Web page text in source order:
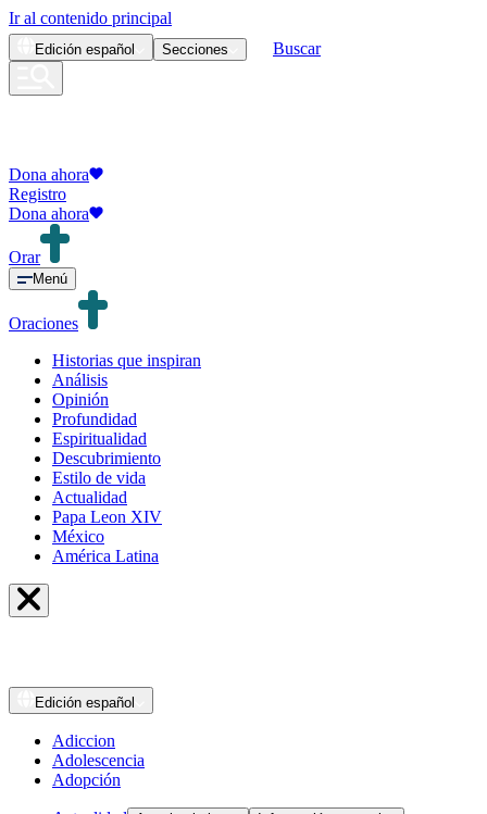
Ir al contenido principal
Edición español Secciones Buscar
Dona ahora
Registro
Dona ahora
Orar
Menú
Oraciones
Historias que inspiran
Análisis
Opinión
Profundidad
Espiritualidad
Descubrimiento
Estilo de vida
Actualidad
Papa Leon XIV
México
América Latina
Edición español
Adiccion
Adolescencia
Adopción